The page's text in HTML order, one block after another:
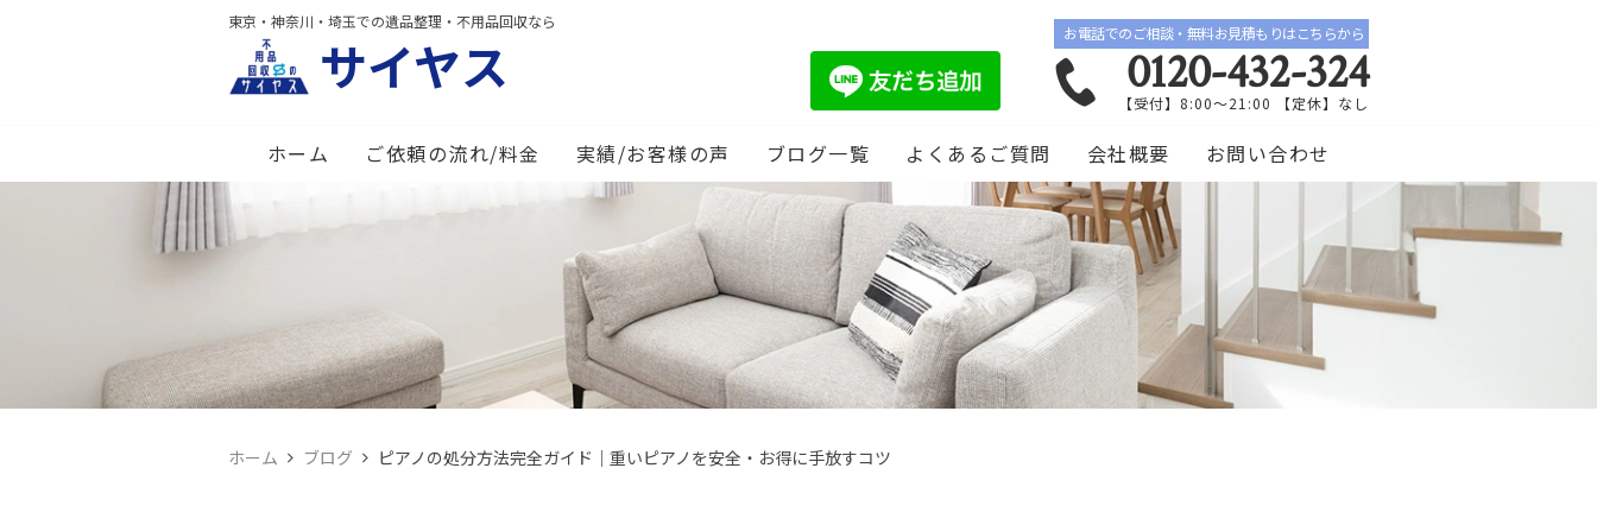
東京・神奈川・埼玉での遺品整理・不用品回収なら
サイヤス お電話でのご相談・無料お見積もりはこちらから
0120-432-324
【受付】8:00〜21:00 【定休】なし
ホーム ご依頼の流れ/料金 実績/お客様の声 ブログ一覧 よくあるご質問 会社概要 お問い合わせ
ホーム ブログ ピアノの処分方法完全ガイド｜重いピアノを安全・お得に手放すコツ